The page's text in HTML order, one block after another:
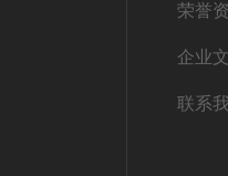
荣誉
企业
联系